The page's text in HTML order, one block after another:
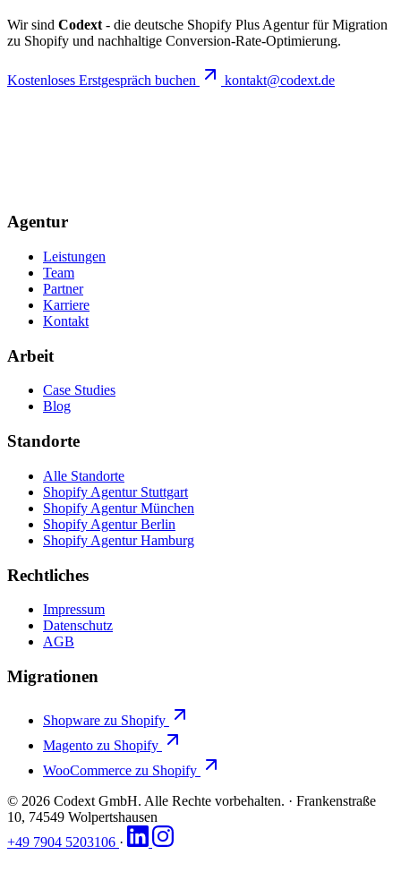
Wir sind Codext - die deutsche Shopify Plus Agentur für Migration
zu Shopify und nachhaltige Conversion-Rate-Optimierung.
Kostenloses Erstgespräch buchen kontakt@codext.de
Agentur
Leistungen
Team
Partner
Karriere
Kontakt
Arbeit
Case Studies
Blog
Standorte
Alle Standorte
Shopify Agentur Stuttgart
Shopify Agentur München
Shopify Agentur Berlin
Shopify Agentur Hamburg
Rechtliches
Impressum
Datenschutz
AGB
Migrationen
Shopware zu Shopify
Magento zu Shopify
WooCommerce zu Shopify
© 2026 Codext GmbH. Alle Rechte vorbehalten. · Frankenstraße
10, 74549 Wolpertshausen
+49 7904 5203106 ·